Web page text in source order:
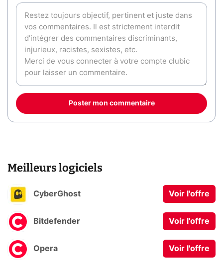
Poster mon commentaire
Meilleurs logiciels
CyberGhost Voir l'offre
Bitdefender Voir l'offre
Opera Voir l'offre